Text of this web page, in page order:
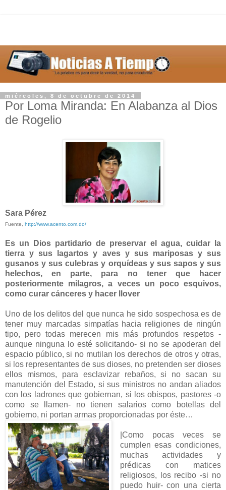
miércoles, 8 de octubre de 2014
Por Loma Miranda: En Alabanza al Dios
de Rogelio
Sara Pérez
Fuente, http://www.acento.com.do/
Es un Dios partidario de preservar el agua, cuidar la
tierra y sus lagartos y aves y sus mariposas y sus
gusanos y sus culebras y orquídeas y sus sapos y sus
helechos, en parte, para no tener que hacer
posteriormente milagros, a veces un poco esquivos,
como curar cánceres y hacer llover
Uno de los delitos del que nunca he sido sospechosa es de
tener muy marcadas simpatías hacia religiones de ningún
tipo, pero todas merecen mis más profundos respetos -
aunque ninguna lo esté solicitando- si no se apoderan del
espacio público, si no mutilan los derechos de otros y otras,
si los representantes de sus dioses, no pretenden ser dioses
ellos mismos, para esclavizar rebaños, si no sacan su
manutención del Estado, si sus ministros no andan aliados
con los ladrones que gobiernan, si los obispos, pastores -o
como se llamen- no tienen salarios como botellas del
gobierno, ni portan armas proporcionadas por éste…
|Como pocas veces se
cumplen esas condiciones,
muchas actividades y
prédicas con matices
religiosos, los recibo -si no
puedo huir- con una cierta